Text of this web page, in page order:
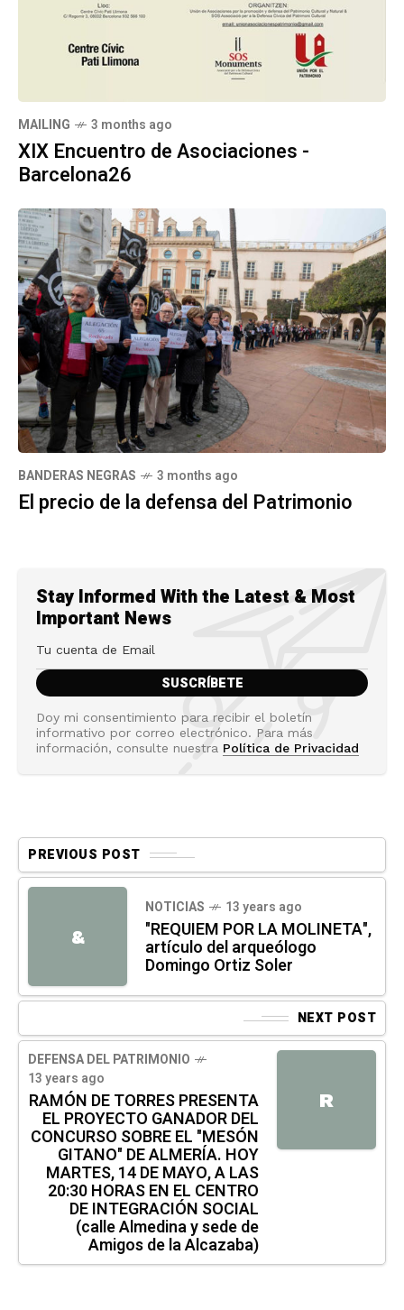
MAILING 3 months ago
XIX Encuentro de Asociaciones -
Barcelona26
BANDERAS NEGRAS 3 months ago
El precio de la defensa del Patrimonio
Stay Informed With the Latest & Most
Important News
Doy mi consentimiento para recibir el boletín
informativo por correo electrónico. Para más
información, consulte nuestra Política de Privacidad
PREVIOUS POST
&
NOTICIAS 13 years ago
"REQUIEM POR LA MOLINETA",
artículo del arqueólogo
Domingo Ortiz Soler
NEXT POST
R
DEFENSA DEL PATRIMONIO
13 years ago
RAMÓN DE TORRES PRESENTA
EL PROYECTO GANADOR DEL
CONCURSO SOBRE EL "MESÓN
GITANO" DE ALMERÍA. HOY
MARTES, 14 DE MAYO, A LAS
20:30 HORAS EN EL CENTRO
DE INTEGRACIÓN SOCIAL
(calle Almedina y sede de
Amigos de la Alcazaba)